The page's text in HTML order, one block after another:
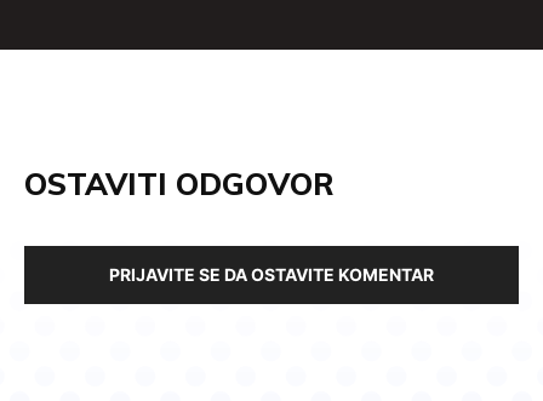
OSTAVITI ODGOVOR
PRIJAVITE SE DA OSTAVITE KOMENTAR